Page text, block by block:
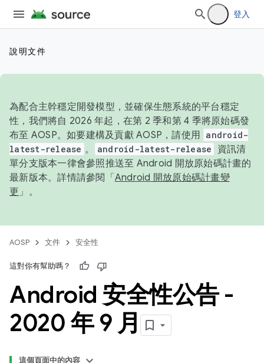
登入
說明文件
為配合主幹穩定開發模型，並確保生態系統的平台穩定
性，我們將自 2026 年起，在第 2 季和第 4 季將原始碼發
布至 AOSP。如要建構及貢獻 AOSP，請使用 android-
latest-release 。 android-latest-release
資訊清
單分支版本一律會參照推送至 Android 開放原始碼計畫的
最新版本。詳情請參閱「 Android 開放原始碼計畫變
更 」。
AOSP 文件 安全性
這對你有幫助嗎？
Android 安全性公告 -
2020 年 9 月
這個頁面中的內容